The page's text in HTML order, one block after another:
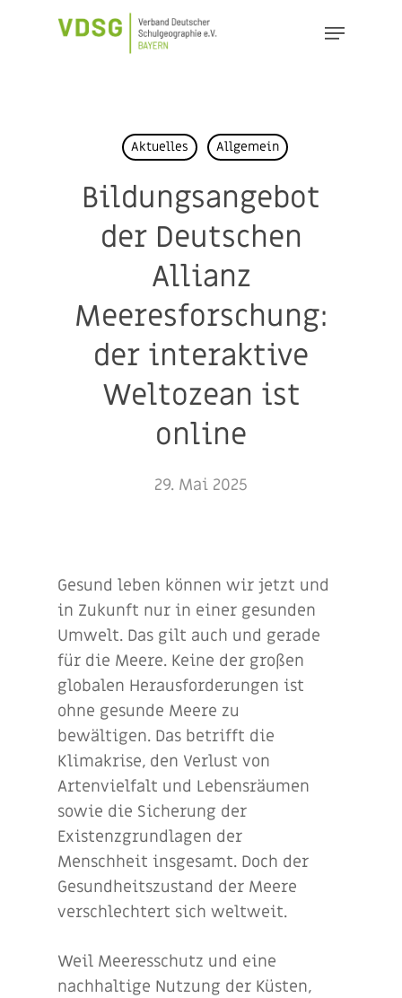
Menu
Aktuelles Allgemein
Bildungsangebot
der Deutschen
Allianz
Meeresforschung:
der interaktive
Weltozean ist
online
29. Mai 2025
Gesund leben können wir jetzt und
in Zukunft nur in einer gesunden
Umwelt. Das gilt auch und gerade
für die Meere. Keine der großen
globalen Herausforderungen ist
ohne gesunde Meere zu
bewältigen. Das betrifft die
Klimakrise, den Verlust von
Artenvielfalt und Lebensräumen
sowie die Sicherung der
Existenzgrundlagen der
Menschheit insgesamt. Doch der
Gesundheitszustand der Meere
verschlechtert sich weltweit.
Weil Meeresschutz und eine
nachhaltige Nutzung der Küsten,